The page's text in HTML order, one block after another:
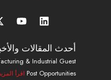
ل
ي
ك
د
إ
ن
ي
و
ي
و
ب
أحدث المقالات
& Industrial Guest
Post Opportunities اقرأ